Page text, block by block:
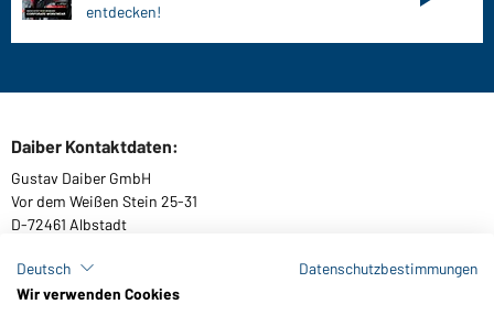
entdecken!
Daiber Kontaktdaten:
Gustav Daiber GmbH
Vor dem Weißen Stein 25-31
D-72461 Albstadt
Deutsch
Datenschutzbestimmungen
Wir verwenden Cookies